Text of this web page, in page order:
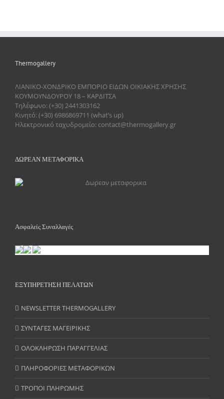
Thermogallery
ΛΙΑΝΙΚΟ-ΧΟΝΔΡΙΚΟ ΕΜΠΟΡΙΟ ΕΙΔΩΝ ΟΙΚΙΑΚΗΣ ΧΡΗΣΗΣ
ΚΟΥΜΟΥΝΔΟΥΡΟΥ 18 – ΚΑΡΔΙΤΣΑ
Τηλέφωνο: (+30) 2441303162
Κινητό: (+30) 6986869711 (what’s up)
Ηλεκτρονικό ταχυδρομείο: contact@thermogallery.gr
ΔΩΡΕΑΝ ΜΕΤΑΦΟΡΙΚΑ
Ασφαλείς Συναλλαγές
ΕΞΥΠΗΡΕΤΗΣΗ ΠΕΛΑΤΩΝ
NEWSLETTER THERMOGALLERY
ΣΥΝΤΑΓΕΣ ΜΑΓΕΙΡΙΚΗΣ
ΟΛΟΚΛΗΡΩΣΗ ΠΑΡΑΓΓΕΛΙΑΣ
ΠΛΗΡΟΦΟΡΙΕΣ ΜΕΤΑΦΟΡΙΚΩΝ
ΤΡΟΠΟΙ ΠΛΗΡΩΜΗΣ